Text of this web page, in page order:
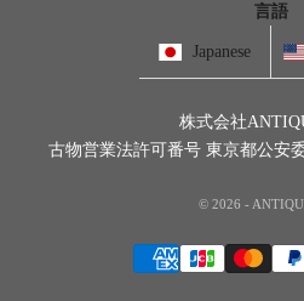
言語
Japanese
株式会社
古物営業法許可番号 東京都公安
© 2026 -